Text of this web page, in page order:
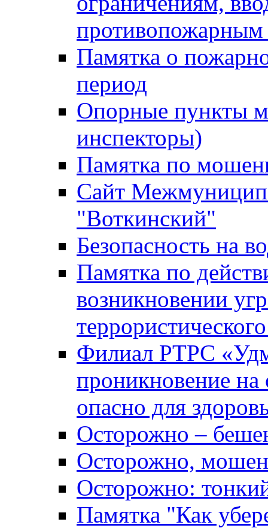
Памятка о
период
Опорные пункты
инспекторы)
Памятка по
Сайт
"Воткинский"
Безопасность на
Памятка по
возникновении
Филиал РТРС
проникновение на
опасно для
Осторожно –
Осторожно,
Осторожно:
Памятка "Как